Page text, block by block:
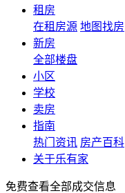
租房
在租房源 地图找房
新房
全部楼盘
小区
学校
卖房
指南
热门资讯 房产百科
关于乐有家
免费查看全部成交信息